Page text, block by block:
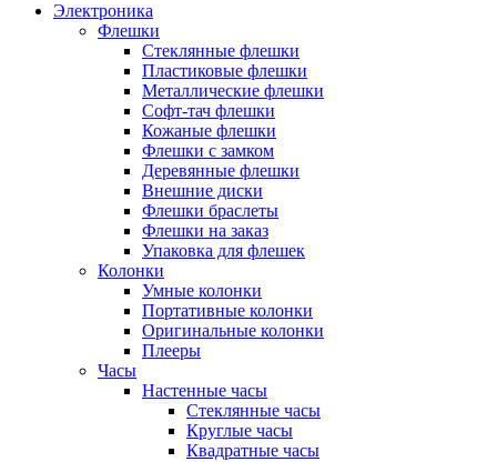
Электроника
Флешки
Стеклянные флешки
Пластиковые флешки
Металлические флешки
Софт-тач флешки
Кожаные флешки
Флешки с замком
Деревянные флешки
Внешние диски
Флешки браслеты
Флешки на заказ
Упаковка для флешек
Колонки
Умные колонки
Портативные колонки
Оригинальные колонки
Плееры
Часы
Настенные часы
Стеклянные часы
Круглые часы
Квадратные часы